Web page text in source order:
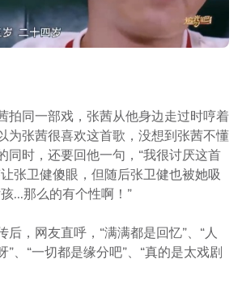
拍同一部戏，张茜从他身边走过时哼着
为张茜很喜欢这首歌，没想到张茜不懂
同时，还要回他一句，“我很讨厌这首
张卫健傻眼，但随后张卫健也被她吸
...那么的有个性啊！”
后，网友直呼，“满满都是回忆”、“人
”、“一切都是缘分吧”、“真的是太戏剧